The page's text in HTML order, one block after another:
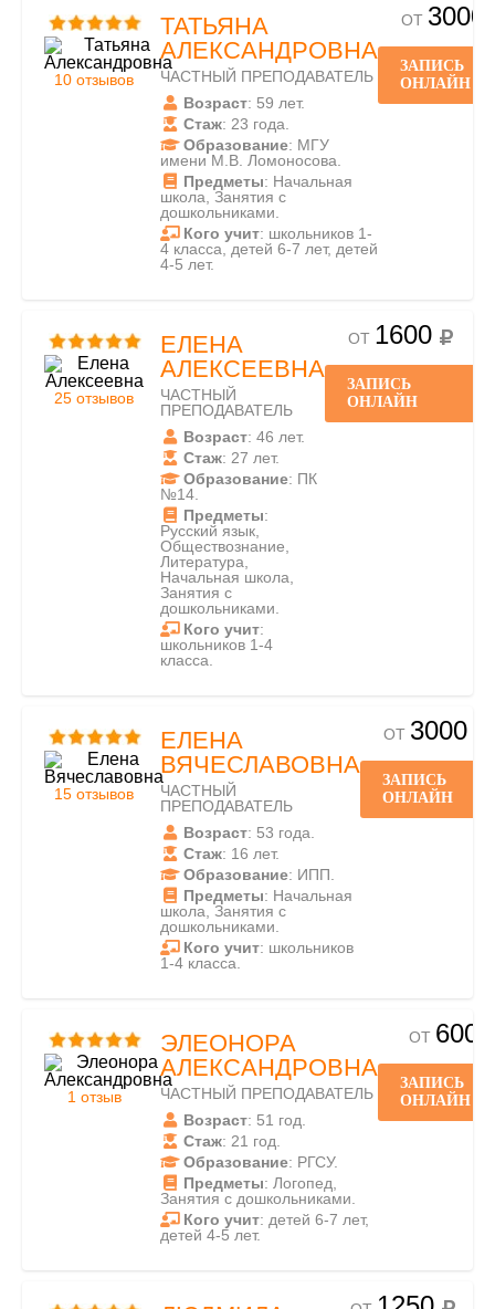
10 отзывов
ТАТЬЯНА
АЛЕКСАНДРОВНА
ЧАСТНЫЙ ПРЕПОДАВАТЕЛЬ
Возраст: 59 лет.
Стаж: 23 года.
Образование: МГУ
имени М.В. Ломоносова.
Предметы: Начальная
школа, Занятия с
дошкольниками.
Кого учит: школьников 1-
4 класса, детей 6-7 лет, детей
4-5 лет.
ОТ 3000
ЗАПИСЬ
ОНЛАЙН
25 отзывов
ЕЛЕНА
АЛЕКСЕЕВНА
ЧАСТНЫЙ
ПРЕПОДАВАТЕЛЬ
Возраст: 46 лет.
Стаж: 27 лет.
Образование: ПК
№14.
Предметы:
Русский язык,
Обществознание,
Литература,
Начальная школа,
Занятия с
дошкольниками.
Кого учит:
школьников 1-4
класса.
ОТ 1600
ЗАПИСЬ
ОНЛАЙН
15 отзывов
ЕЛЕНА
ВЯЧЕСЛАВОВНА
ЧАСТНЫЙ
ПРЕПОДАВАТЕЛЬ
Возраст: 53 года.
Стаж: 16 лет.
Образование: ИПП.
Предметы: Начальная
школа, Занятия с
дошкольниками.
Кого учит: школьников
1-4 класса.
ОТ 3000
ЗАПИСЬ
ОНЛАЙН
1 отзыв
ЭЛЕОНОРА
АЛЕКСАНДРОВНА
ЧАСТНЫЙ ПРЕПОДАВАТЕЛЬ
Возраст: 51 год.
Стаж: 21 год.
Образование: РГСУ.
Предметы: Логопед,
Занятия с дошкольниками.
Кого учит: детей 6-7 лет,
детей 4-5 лет.
ОТ 600
ЗАПИСЬ
ОНЛАЙН